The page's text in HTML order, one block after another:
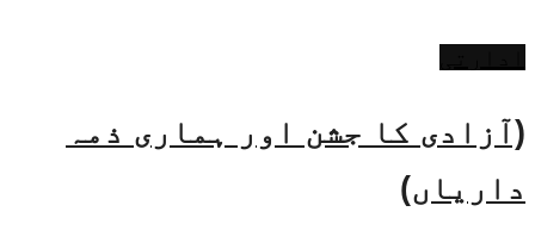
(آزادی کا جشن اور ہماری ذمہ
داریاں)